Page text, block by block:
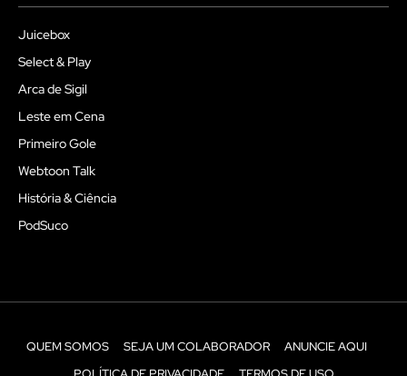
Juicebox
Select & Play
Arca de Sigil
Leste em Cena
Primeiro Gole
Webtoon Talk
História & Ciência
PodSuco
QUEM SOMOS SEJA UM COLABORADOR
ANUNCIE AQUI